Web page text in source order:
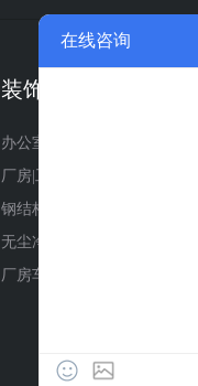
装饰案例展示
办公室|办公楼装修
厂房|工厂装修
钢结构工程
无尘净化车间装修
厂房车间地坪工程